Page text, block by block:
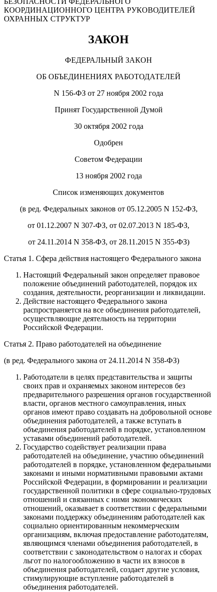
КООРДИНАЦИОННОГО ЦЕНТРА РУКОВОДИТЕЛЕЙ
ОХРАННЫХ СТРУКТУР
ЗАКОН
ФЕДЕРАЛЬНЫЙ ЗАКОН
ОБ ОБЪЕДИНЕНИЯХ РАБОТОДАТЕЛЕЙ
N 156-ФЗ от 27 ноября 2002 года
Принят Государственной Думой
30 октября 2002 года
Одобрен
Советом Федерации
13 ноября 2002 года
Список изменяющих документов
(в ред. Федеральных законов от 05.12.2005 N 152-ФЗ,
от 01.12.2007 N 307-ФЗ, от 02.07.2013 N 185-ФЗ,
от 24.11.2014 N 358-ФЗ, от 28.11.2015 N 355-ФЗ)
Статья 1. Сфера действия настоящего Федерального закона
Настоящий Федеральный закон определяет правовое
положение объединений работодателей, порядок их
создания, деятельности, реорганизации и ликвидации.
Действие настоящего Федерального закона
распространяется на все объединения работодателей,
осуществляющие деятельность на территории
Российской Федерации.
Статья 2. Право работодателей на объединение
(в ред. Федерального закона от 24.11.2014 N 358-ФЗ)
Работодатели в целях представительства и защиты
своих прав и охраняемых законом интересов без
предварительного разрешения органов государственной
власти, органов местного самоуправления, иных
органов имеют право создавать на добровольной основе
объединения работодателей, а также вступать в
объединения работодателей в порядке, установленном
уставами объединений работодателей.
Государство содействует реализации права
работодателей на объединение, участию объединений
работодателей в порядке, установленном федеральными
законами и иными нормативными правовыми актами
Российской Федерации, в формировании и реализации
государственной политики в сфере социально-трудовых
отношений и связанных с ними экономических
отношений, оказывает в соответствии с федеральными
законами поддержку объединениям работодателей как
социально ориентированным некоммерческим
организациям, включая предоставление работодателям,
являющимся членами объединения работодателей, в
соответствии с законодательством о налогах и сборах
льгот по налогообложению в части их взносов в
объединения работодателей, создает другие условия,
стимулирующие вступление работодателей в
объединения работодателей.